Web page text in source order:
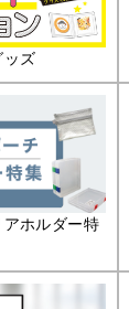
ッズ
ホルダー特